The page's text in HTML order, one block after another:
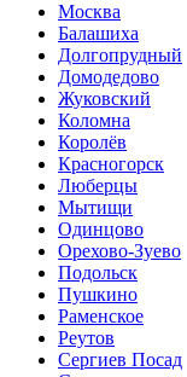
Москва
Балашиха
Долгопрудный
Домодедово
Жуковский
Коломна
Королёв
Красногорск
Люберцы
Мытищи
Одинцово
Орехово-Зуево
Подольск
Пушкино
Раменское
Реутов
Сергиев Посад